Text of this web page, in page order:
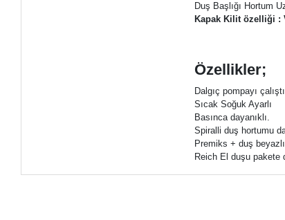
Duş Başlığı Hortum
Kapak Kilit özelliği :
Özellikler;
Dalgıç pompayı
Sıcak Soğuk Ayarlı
Basınca dayanıklı.
Spiralli duş hortumu
Premiks + duş
Reich El duşu pakete